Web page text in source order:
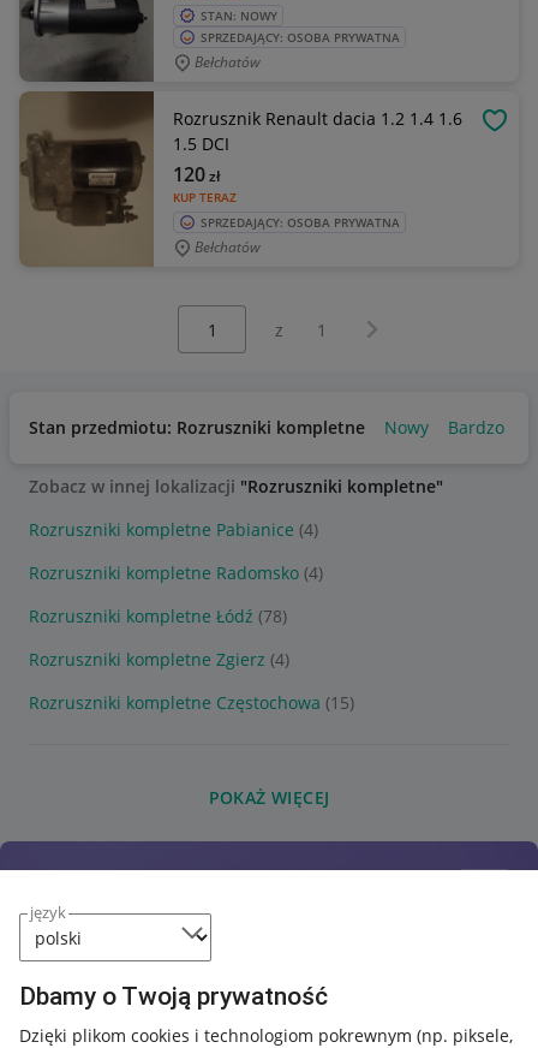
język
Dbamy o Twoją prywatność
Dzięki plikom cookies i technologiom pokrewnym (np. piksele,
STAN: NOWY
SPRZEDAJĄCY: OSOBA PRYWATNA
Bełchatów
Rozrusznik Renault dacia 1.2 1.4 1.6
1.5 DCI
KUP TERAZ
120zł
SPRZEDAJĄCY: OSOBA PRYWATNA
Bełchatów
z 1 Następna strona
Stan przedmiotu: Rozruszniki kompletne Nowy Bardzo
Zobacz w innej lokalizacji "Rozruszniki kompletne"
Rozruszniki kompletne Pabianice (4)
Rozruszniki kompletne Radomsko (4)
Rozruszniki kompletne Łódź (78)
Rozruszniki kompletne Zgierz (4)
Rozruszniki kompletne Częstochowa (15)
POKAŻ WIĘCEJ